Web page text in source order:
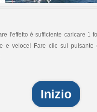
l'effetto è sufficiente caricare 1
e veloce! Fare clic sul pulsante
Inizio